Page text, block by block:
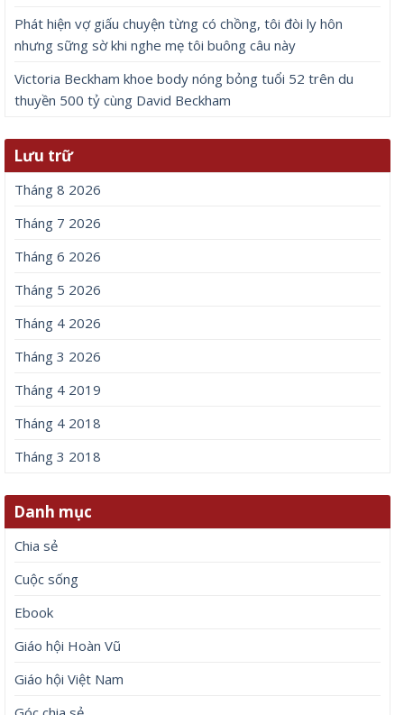
Phát hiện vợ giấu chuyện từng có chồng, tôi đòi ly hôn
nhưng sững sờ khi nghe mẹ tôi buông câu này
Victoria Beckham khoe body nóng bỏng tuổi 52 trên du
thuyền 500 tỷ cùng David Beckham
Lưu trữ
Tháng 8 2026
Tháng 7 2026
Tháng 6 2026
Tháng 5 2026
Tháng 4 2026
Tháng 3 2026
Tháng 4 2019
Tháng 4 2018
Tháng 3 2018
Danh mục
Chia sẻ
Cuộc sống
Ebook
Giáo hội Hoàn Vũ
Giáo hội Việt Nam